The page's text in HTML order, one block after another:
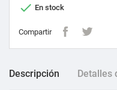
 En stock
Compartir
Descripción Detalles